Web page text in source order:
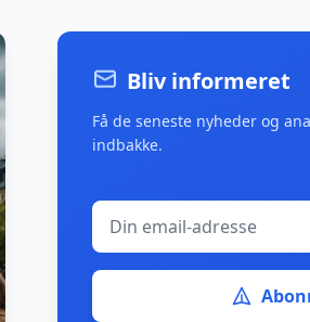
Bliv informeret
Få de seneste nyheder og
indbakke.